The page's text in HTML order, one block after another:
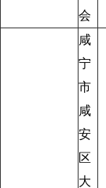
会
咸
宁
市
咸
安
区
大